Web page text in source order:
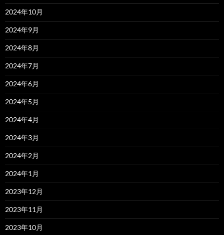
2024年10月
2024年9月
2024年8月
2024年7月
2024年6月
2024年5月
2024年4月
2024年3月
2024年2月
2024年1月
2023年12月
2023年11月
2023年10月